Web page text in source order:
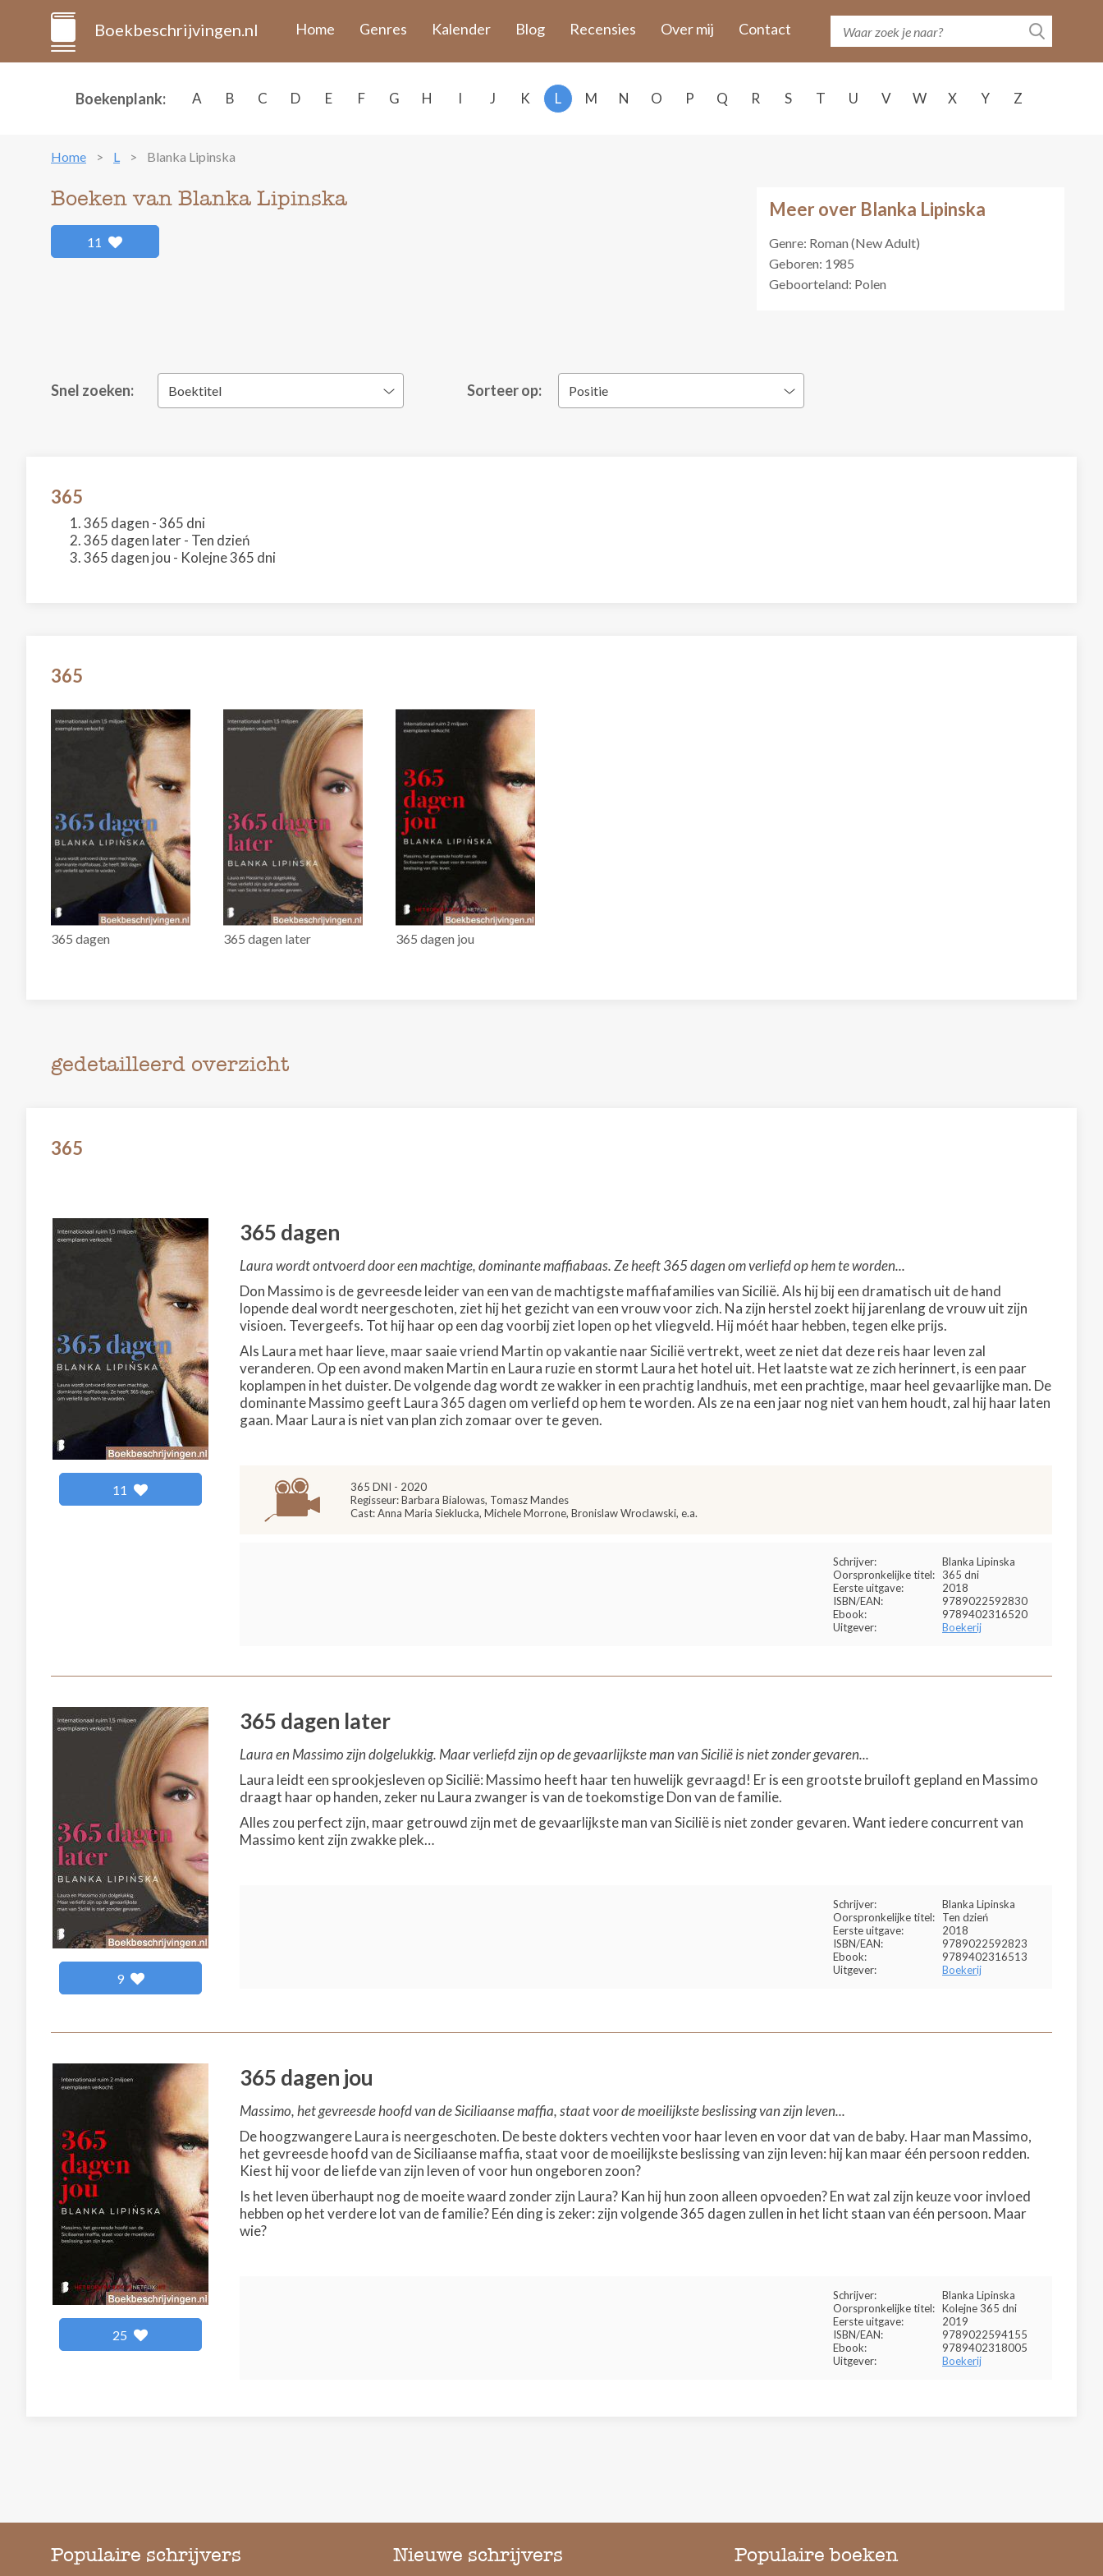
Boekbeschrijvingen.nl Home Genres Kalender Blog Recensies Over mij Contact
Boekenplank: A B C D E F G H I J K L M N O P Q R S T U V W X Y Z
Home L Blanka Lipinska
Meer over Blanka Lipinska
Genre: Roman (New Adult)
Geboren: 1985
Geboorteland: Polen
Boeken van Blanka Lipinska
11
Snel zoeken: Boektitel Sorteer op: Positie
365
365 dagen - 365 dni
365 dagen later - Ten dzień
365 dagen jou - Kolejne 365 dni
365
365 dagen 365 dagen later 365 dagen jou
gedetailleerd overzicht
365
11
365 dagen
Laura wordt ontvoerd door een machtige, dominante maffiabaas. Ze heeft 365 dagen om verliefd op hem te worden...
Don Massimo is de gevreesde leider van een van de machtigste maffiafamilies van Sicilië. Als hij bij een dramatisch uit de hand
lopende deal wordt neergeschoten, ziet hij het gezicht van een vrouw voor zich. Na zijn herstel zoekt hij jarenlang de vrouw uit zijn
visioen. Tevergeefs. Tot hij haar op een dag voorbij ziet lopen op het vliegveld. Hij móét haar hebben, tegen elke prijs.
Als Laura met haar lieve, maar saaie vriend Martin op vakantie naar Sicilië vertrekt, weet ze niet dat deze reis haar leven zal
veranderen. Op een avond maken Martin en Laura ruzie en stormt Laura het hotel uit. Het laatste wat ze zich herinnert, is een paar
koplampen in het duister. De volgende dag wordt ze wakker in een prachtig landhuis, met een prachtige, maar heel gevaarlijke man. De
dominante Massimo geeft Laura 365 dagen om verliefd op hem te worden. Als ze na een jaar nog niet van hem houdt, zal hij haar laten
gaan. Maar Laura is niet van plan zich zomaar over te geven.
365 DNI - 2020
Regisseur: Barbara Bialowas, Tomasz Mandes
Cast: Anna Maria Sieklucka, Michele Morrone, Bronislaw Wroclawski, e.a.
Schrijver:
Blanka Lipinska
Oorspronkelijke titel: 365 dni
Eerste uitgave:
2018
ISBN/EAN:
9789022592830
Ebook:
9789402316520
Uitgever:
Boekerij
9
365 dagen later
Laura en Massimo zijn dolgelukkig. Maar verliefd zijn op de gevaarlijkste man van Sicilië is niet zonder gevaren...
Laura leidt een sprookjesleven op Sicilië: Massimo heeft haar ten huwelijk gevraagd! Er is een grootste bruiloft gepland en Massimo
draagt haar op handen, zeker nu Laura zwanger is van de toekomstige Don van de familie.
Alles zou perfect zijn, maar getrouwd zijn met de gevaarlijkste man van Sicilië is niet zonder gevaren. Want iedere concurrent van
Massimo kent zijn zwakke plek…
Schrijver:
Blanka Lipinska
Oorspronkelijke titel:
Ten dzień
Eerste uitgave:
2018
ISBN/EAN:
9789022592823
Ebook:
9789402316513
Uitgever:
Boekerij
25
365 dagen jou
Massimo, het gevreesde hoofd van de Siciliaanse maffia, staat voor de moeilijkste beslissing van zijn leven...
De hoogzwangere Laura is neergeschoten. De beste dokters vechten voor haar leven en voor dat van de baby. Haar man Massimo,
het gevreesde hoofd van de Siciliaanse maffia, staat voor de moeilijkste beslissing van zijn leven: hij kan maar één persoon redden.
Kiest hij voor de liefde van zijn leven of voor hun ongeboren zoon?
Is het leven überhaupt nog de moeite waard zonder zijn Laura? Kan hij hun zoon alleen opvoeden? En wat zal zijn keuze voor invloed
hebben op het verdere lot van de familie? Eén ding is zeker: zijn volgende 365 dagen zullen in het licht staan van één persoon. Maar
wie?
Schrijver:
Blanka Lipinska
Oorspronkelijke titel: Kolejne 365 dni
Eerste uitgave:
2019
ISBN/EAN:
9789022594155
Ebook:
9789402318005
Uitgever:
Boekerij
Populaire schrijvers Nieuwe schrijvers Populaire boeken